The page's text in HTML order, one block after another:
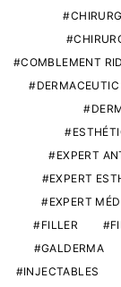
COMBLEMENT
DERMACEUTIC
EXPERT
EXPERT
EXPERT
FILLER
GALDERMA
INJECTABLES